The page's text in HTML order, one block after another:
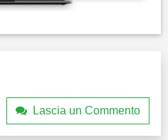
Lascia un Commento